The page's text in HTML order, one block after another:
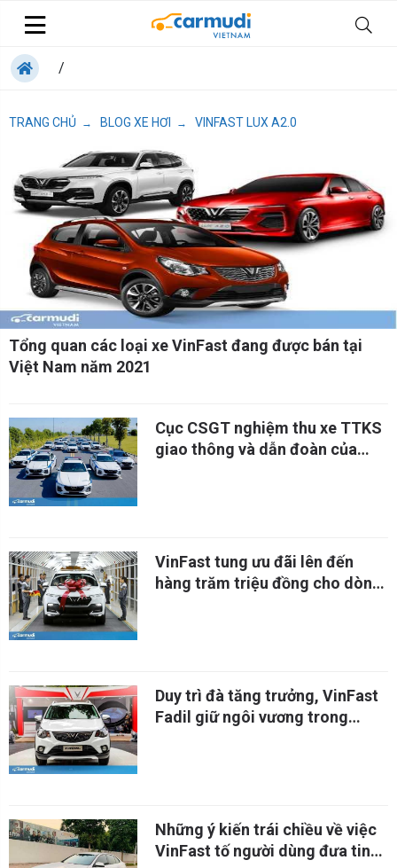
/
TRANG CHỦ → BLOG XE HƠI → VINFAST LUX A2.0
Tổng quan các loại xe VinFast đang được bán tại
Việt Nam năm 2021
Cục CSGT nghiệm thu xe TTKS
giao thông và dẫn đoàn của
VinFast tung ưu đãi lên đến
hàng trăm triệu đồng cho dòng
Duy trì đà tăng trưởng, VinFast
Fadil giữ ngôi vương trong
Những ý kiến trái chiều về việc
VinFast tố người dùng đưa tin